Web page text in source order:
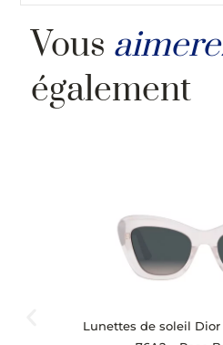
Vous
également
Lunettes de soleil Dior